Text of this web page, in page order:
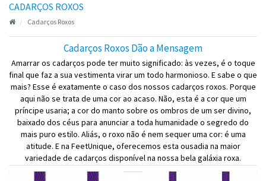
CADARÇOS ROXOS
Cadarços Roxos
Cadarços Roxos Dão a Mensagem
Amarrar os cadarços pode ter muito significado: às vezes, é o toque
final que faz a sua vestimenta virar um todo harmonioso. E sabe o que
mais? Esse é exatamente o caso dos nossos cadarços roxos. Porque
aqui não se trata de uma cor ao acaso. Não, esta é a cor que um
príncipe usaria; a cor do manto sobre os ombros de um ser divino,
baixado dos céus para anunciar a toda humanidade o segredo do
mais puro estilo. Aliás, o roxo não é nem sequer uma cor: é uma
atitude. E na FeetUnique, oferecemos esta ousadia na maior
variedade de cadarços disponível na nossa bela galáxia roxa.